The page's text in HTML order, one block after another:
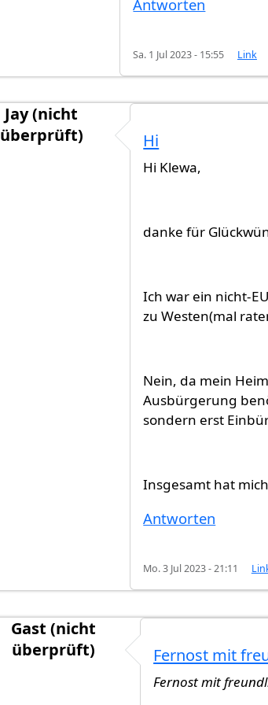
Antworten
Sa. 1 Jul 2023 - 15:55 Link
Jay (nicht
überprüft)
Hallo Jay, herzlichen…
Hi
Hi Klewa,
danke für
Ich war ein nicht-
zu Westen(mal
Nein, da mein
Ausbürgerung
sondern erst
Insgesamt hat
Antworten
Mo. 3 Jul 2023 - 21:11
Gast (nicht
überprüft)
Jay (nicht überprüft)
Fernost mit
Fernost mit